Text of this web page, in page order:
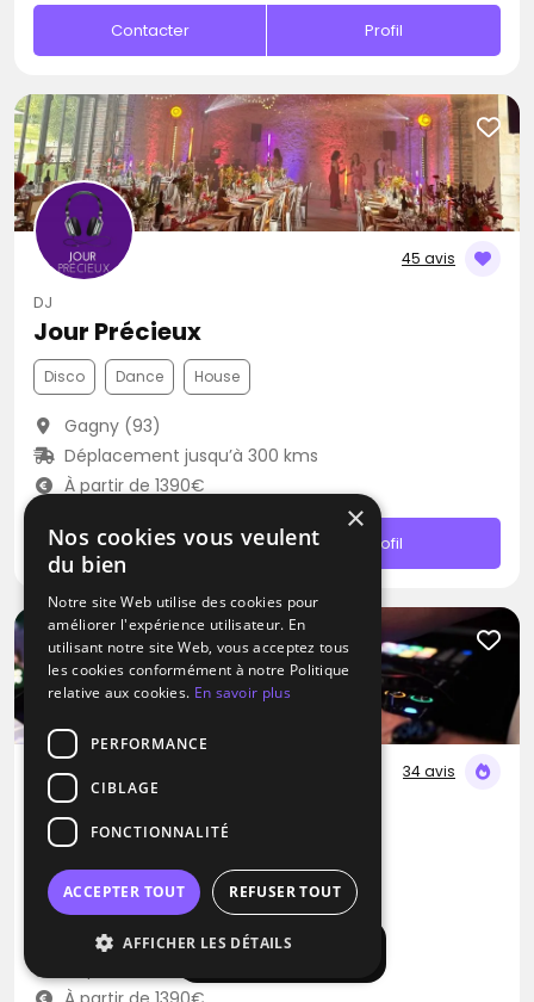
Afficher la carte
Contacter Profil
45 avis
DJ
Jour Précieux
Disco Dance House
Gagny (93)
Déplacement jusqu’à 300 kms
À partir de 1390€
Contacter Profil
34 avis
DJ
Lightmusic
Blues Pop Rap
Le Plessis-Feu-Aussoux (77)
×
Nos cookies vous veulent
du bien
Notre site Web utilise des cookies pour
améliorer l'expérience utilisateur. En
utilisant notre site Web, vous acceptez tous
les cookies conformément à notre Politique
relative aux cookies. En savoir plus
PERFORMANCE
CIBLAGE
FONCTIONNALITÉ
ACCEPTER TOUT REFUSER TOUT
AFFICHER LES DÉTAILS